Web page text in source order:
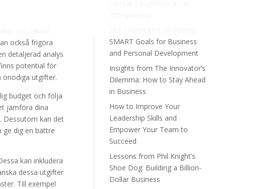
och tillväxt.
också frigöra
detaljerad analys
potential för
onödiga utgifter.
budget och följa
jämföra dina
Dessutom kan det
ge dig en bättre
kan inkludera
dessa utgifter
Till exempel
SMART Goals for Business
and Personal Development
Insights from The Innovator’s
Dilemma: How to Stay Ahead
in Business
How to Improve Your
Leadership Skills and
Empower Your Team to
Succeed
Lessons from Phil Knight’s
Shoe Dog: Building a Billion-
Dollar Business